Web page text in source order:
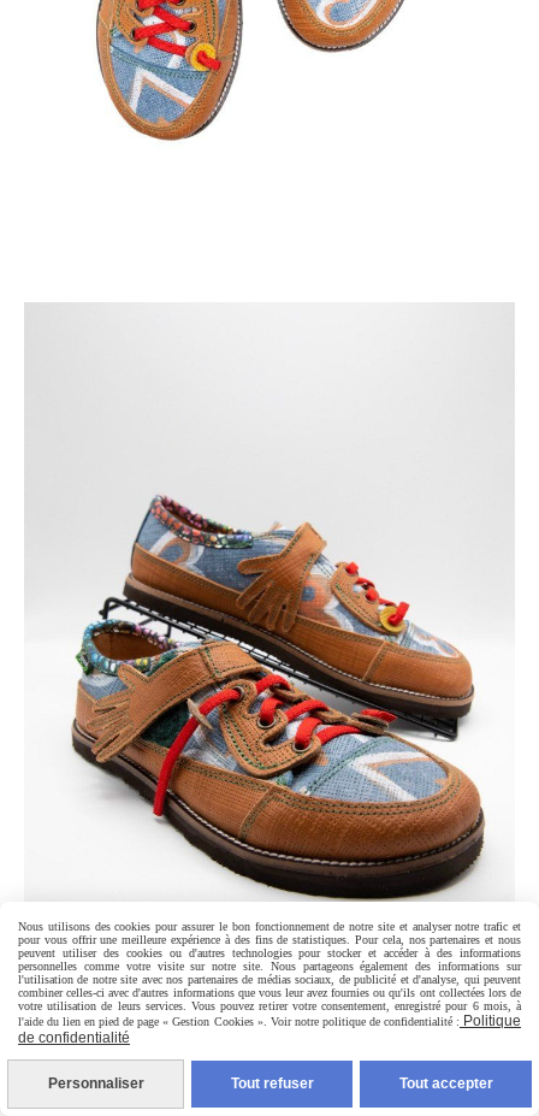
Nous utilisons des cookies pour assurer le bon fonctionnement de notre site et analyser notre trafic et
pour vous offrir une meilleure expérience à des fins de statistiques. Pour cela, nos partenaires et nous
peuvent utiliser des cookies ou d'autres technologies pour stocker et accéder à des informations
personnelles comme votre visite sur notre site. Nous partageons également des informations sur
l'utilisation de notre site avec nos partenaires de médias sociaux, de publicité et d'analyse, qui peuvent
combiner celles-ci avec d'autres informations que vous leur avez fournies ou qu'ils ont collectées lors de
votre utilisation de leurs services. Vous pouvez retirer votre consentement, enregistré pour 6 mois, à
l'aide du lien en pied de page « Gestion Cookies ». Voir notre politique de confidentialité : Politique
de confidentialité
Personnaliser Tout refuser Tout accepter